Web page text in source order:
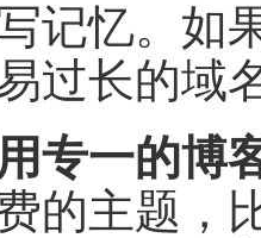
记忆。如
过长的域
专一的博
的主题，